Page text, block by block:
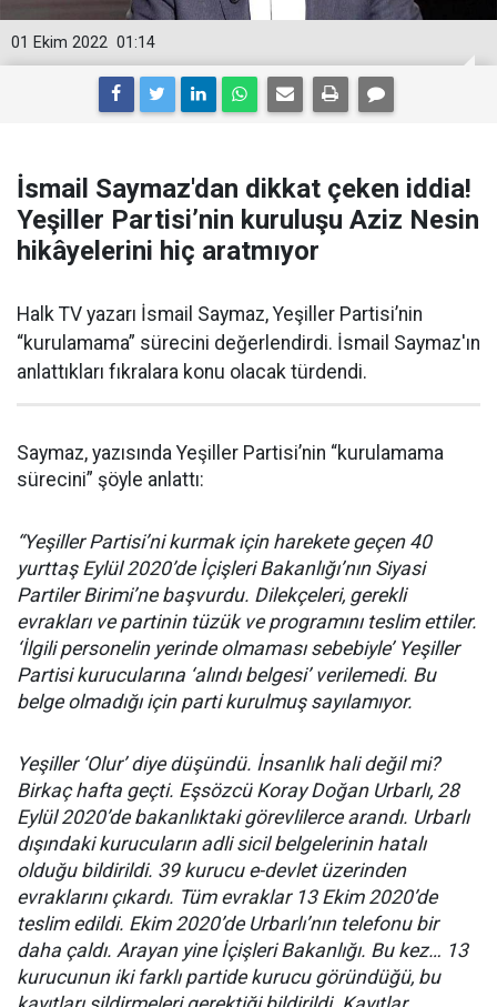
01:14
01 Ekim 2022
İsmail Saymaz'dan dikkat çeken iddia!
Yeşiller Partisi’nin kuruluşu Aziz Nesin
hikâyelerini hiç aratmıyor
Halk TV yazarı İsmail Saymaz, Yeşiller Partisi’nin
“kurulamama” sürecini değerlendirdi. İsmail Saymaz'ın
anlattıkları fıkralara konu olacak türdendi.
Saymaz, yazısında Yeşiller Partisi’nin “kurulamama
sürecini” şöyle anlattı:
“Yeşiller Partisi’ni kurmak için harekete geçen 40
yurttaş Eylül 2020’de İçişleri Bakanlığı’nın Siyasi
Partiler Birimi’ne başvurdu. Dilekçeleri, gerekli
evrakları ve partinin tüzük ve programını teslim ettiler.
‘İlgili personelin yerinde olmaması sebebiyle’ Yeşiller
Partisi kurucularına ‘alındı belgesi’ verilemedi. Bu
belge olmadığı için parti kurulmuş sayılamıyor.
Yeşiller ‘Olur’ diye düşündü. İnsanlık hali değil mi?
Birkaç hafta geçti. Eşsözcü Koray Doğan Urbarlı, 28
Eylül 2020’de bakanlıktaki görevlilerce arandı. Urbarlı
dışındaki kurucuların adli sicil belgelerinin hatalı
olduğu bildirildi. 39 kurucu e-devlet üzerinden
evraklarını çıkardı. Tüm evraklar 13 Ekim 2020’de
teslim edildi. Ekim 2020’de Urbarlı’nın telefonu bir
daha çaldı. Arayan yine İçişleri Bakanlığı. Bu kez… 13
kurucunun iki farklı partide kurucu göründüğü, bu